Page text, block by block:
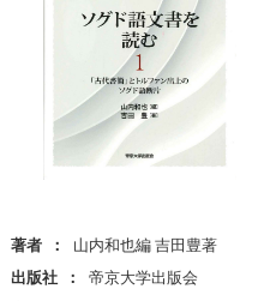
著者
山内和也編 吉田豊著
出版社
帝京大学出版会